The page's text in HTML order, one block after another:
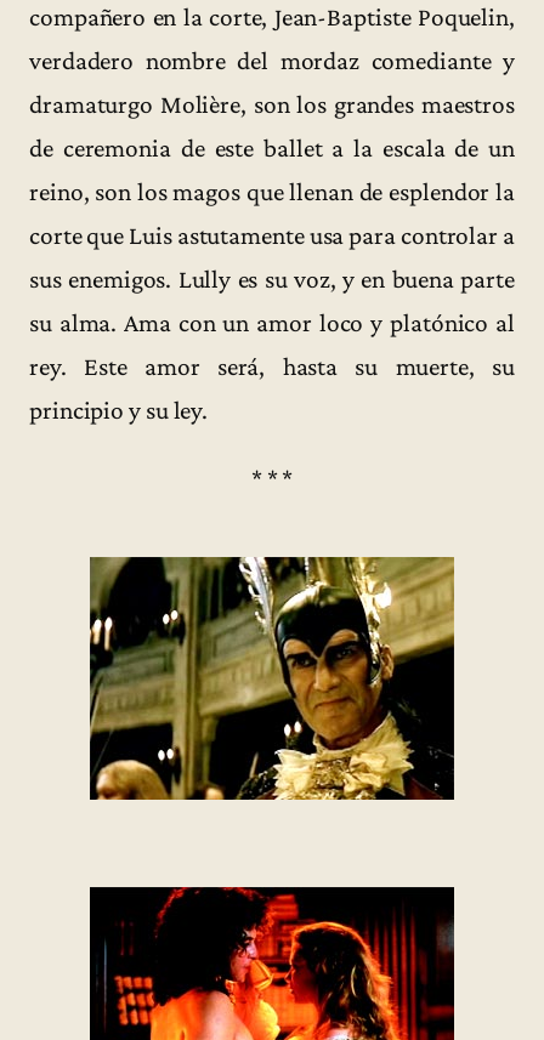
compañero en la corte, Jean-Baptiste Poquelin,
verdadero nombre del mordaz comediante y
dramaturgo Molière, son los grandes maestros
de ceremonia de este ballet a la escala de un
reino, son los magos que llenan de esplendor la
corte que Luis astutamente usa para controlar a
sus enemigos. Lully es su voz, y en buena parte
su alma. Ama con un amor loco y platónico al
rey. Este amor será, hasta su muerte, su
principio y su ley.
* * *